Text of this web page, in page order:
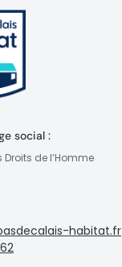
social :
Droits de l’Homme
habitat.fr